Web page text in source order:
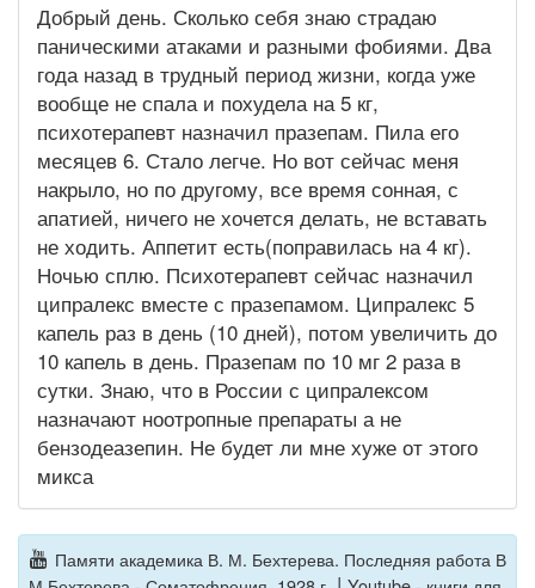
Добрый день. Сколько себя знаю страдаю
паническими атаками и разными фобиями. Два
года назад в трудный период жизни, когда уже
вообще не спала и похудела на 5 кг,
психотерапевт назначил празепам. Пила его
месяцев 6. Стало легче. Но вот сейчас меня
накрыло, но по другому, все время сонная, с
апатией, ничего не хочется делать, не вставать
не ходить. Аппетит есть(поправилась на 4 кг).
Ночью сплю. Психотерапевт сейчас назначил
ципралекс вместе с празепамом. Ципралекс 5
капель раз в день (10 дней), потом увеличить до
10 капель в день. Празепам по 10 мг 2 раза в
сутки. Знаю, что в России с ципралексом
назначают ноотропные препараты а не
бензодеазепин. Не будет ли мне хуже от этого
микса
Памяти академика В. М. Бехтерева. Последняя работа В